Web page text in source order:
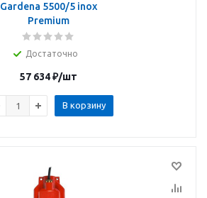
Gardena 5500/5 inox
Premium
Достаточно
57 634₽/шт
В корзину